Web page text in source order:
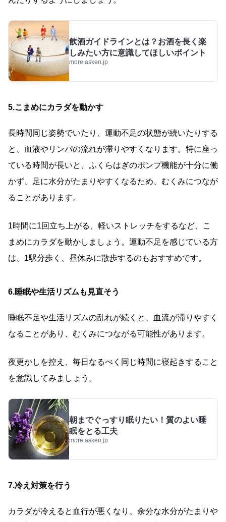
飲酒ガイドラインとは？お酒を長く楽
しみたい方に意識してほしいポイント
more.asken.jp
5.こまめにカラダを動かす
長時間同じ姿勢でいたり、運動不足の状態が続いたりする
と、血液やリンパの流れが滞りやすくなります。特に座っ
ている時間が長いと、ふくらはぎのポンプ機能が十分に働
かず、足に水分がたまりやすくなるため、むくみにつなが
ることがあります。
1時間に1回立ち上がる、軽いストレッチをするなど、こ
まめにカラダを動かしましょう。運動不足を感じている方
は、1駅分歩く、昼休みに散歩するのもおすすめです。
6.睡眠や生活リズムも見直そう
睡眠不足や生活リズムの乱れが続くと、血流が滞りやすく
なることがあり、むくみにつながる可能性があります。
夜更かしを控え、毎日なるべく同じ時間に寝起きすること
を意識してみましょう。
朝までぐっすり眠りたい！質のよい睡
眠をとる工夫
more.asken.jp
7.冷え対策を行う
カラダが冷えると血行が悪くなり、余分な水分がたまりや